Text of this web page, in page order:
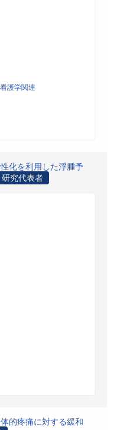
護学関連
化を利用した浮腫予
研究代表者
的疼痛に対する緩和